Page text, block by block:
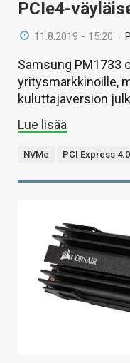
PCIe4-
11.8.2019 - 15:20 /
Samsung PM1733
yritysmarkkinoille,
kuluttajaversion
Lue lisää
NVMe PCI Express 4.0